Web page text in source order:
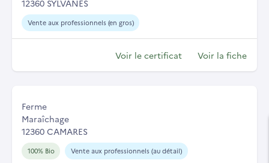
12360 SYLVANES
Vente aux professionnels (en gros)
Voir le certificat Voir la fiche
Ferme
Maraîchage
12360 CAMARES
100% Bio Vente aux professionnels (au détail)